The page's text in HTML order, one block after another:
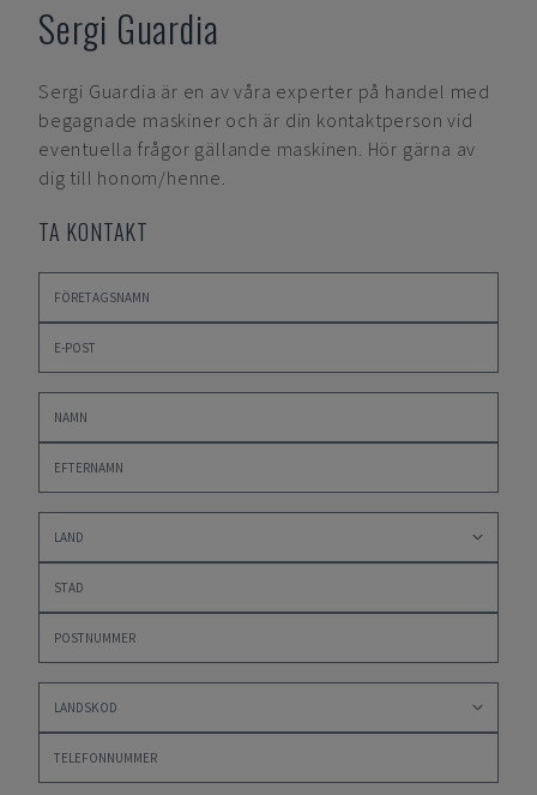
Sergi Guardia
Sergi Guardia är en av våra experter på handel med
begagnade maskiner och är din kontaktperson vid
eventuella frågor gällande maskinen. Hör gärna av
dig till honom/henne.
TA KONTAKT